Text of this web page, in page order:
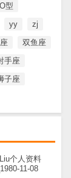
O型
yy
zj
双鱼座
手座
子座
个人资料
11-08